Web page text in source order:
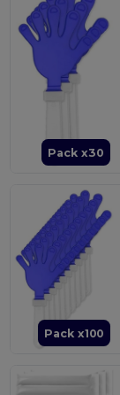
Pack x30
Pack x100